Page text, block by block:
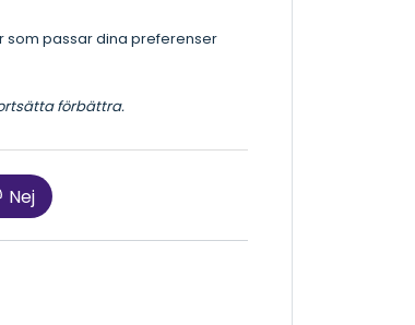
som passar dina preferenser
förbättra.
Nej